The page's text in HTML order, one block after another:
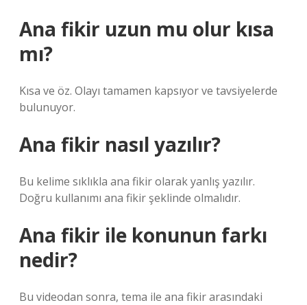
Ana fikir uzun mu olur kısa
mı?
Kısa ve öz. Olayı tamamen kapsıyor ve tavsiyelerde
bulunuyor.
Ana fikir nasıl yazılır?
Bu kelime sıklıkla ana fikir olarak yanlış yazılır.
Doğru kullanımı ana fikir şeklinde olmalıdır.
Ana fikir ile konunun farkı
nedir?
Bu videodan sonra, tema ile ana fikir arasındaki